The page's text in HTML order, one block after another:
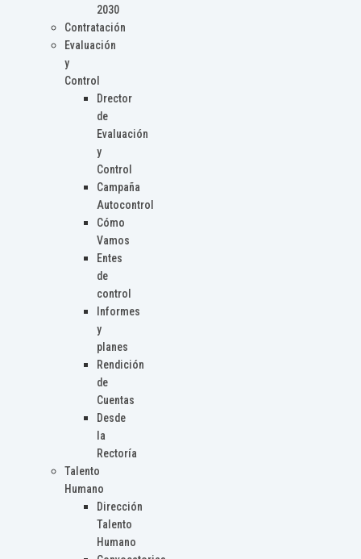
2030
Contratación
Evaluación
y
Control
Drector
de
Evaluación
y
Control
Campaña
Autocontrol
Cómo
Vamos
Entes
de
control
Informes
y
planes
Rendición
de
Cuentas
Desde
la
Rectoría
Talento
Humano
Dirección
Talento
Humano